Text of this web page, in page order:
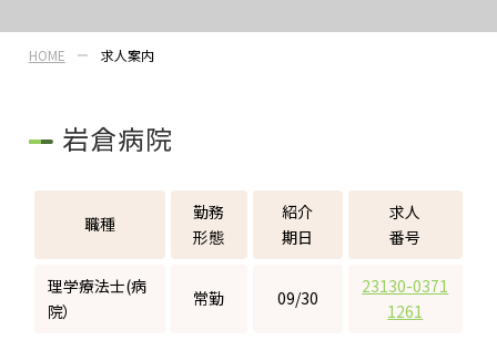
HOME 求人案内
岩倉病院
職種
勤務
形態
紹介
期日
求人
番号
理学療法士(病
院）
常勤 09/30
23130-0371
1261